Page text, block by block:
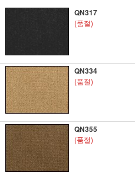
QN317
(품절)
QN334
(품절)
QN355
(품절)